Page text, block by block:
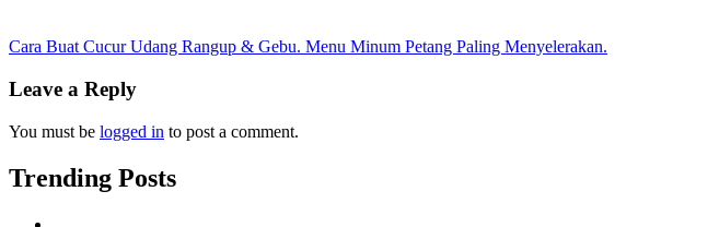
Post
navigation
Cara Buat Cucur Udang Rangup & Gebu. Menu Minum Petang Paling Menyelerakan.
Leave a Reply
You must be logged in to post a comment.
Trending Posts